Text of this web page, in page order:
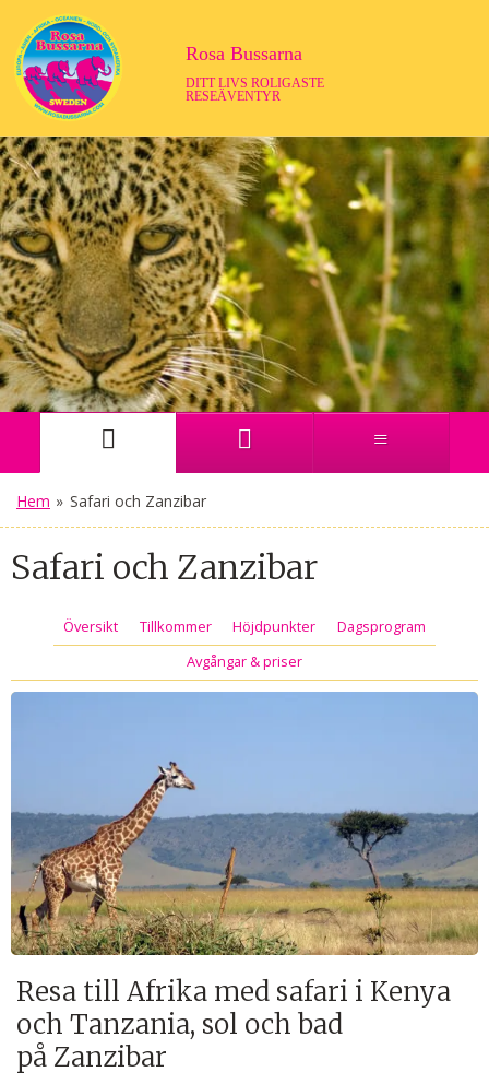
Rosa Bussarna
DITT LIVS ROLIGASTE
RESEÄVENTYR
Hem » Safari och Zanzibar
Safari och Zanzibar
Översikt Tillkommer Höjdpunkter
Dagsprogram
Avgångar & priser
Resa till Afrika med safari i Kenya
och Tanzania, sol och bad
på Zanzibar